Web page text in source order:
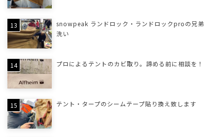
snowpeak ランドロック・ランドロックproの兄弟
洗い
プロによるテントのカビ取り。諦める前に相談を！
テント・タープのシームテープ貼り換え致します